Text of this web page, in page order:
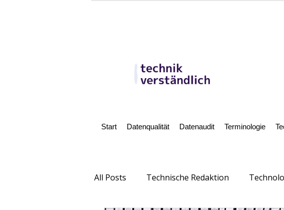
Start Datenqualität Datenaudit Terminologie
All Posts Technische Redaktion